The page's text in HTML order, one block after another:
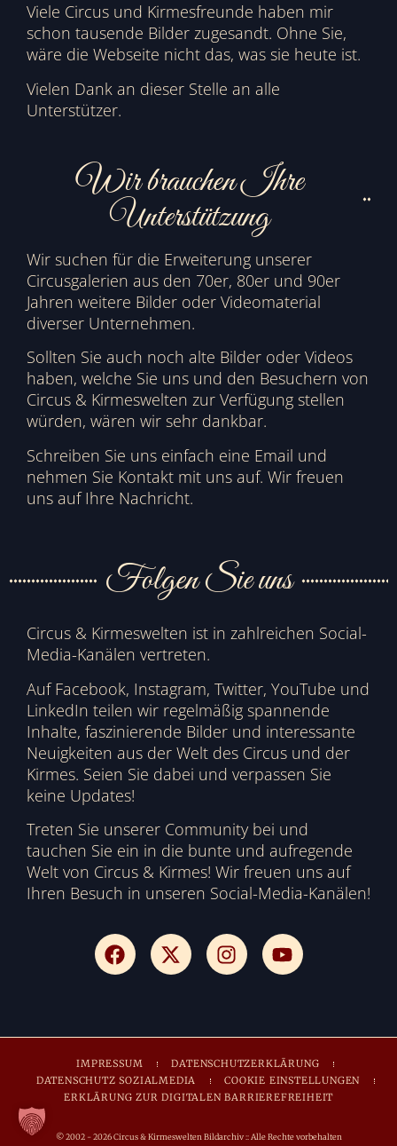
Viele Circus und Kirmesfreunde haben mir
schon tausende Bilder zugesandt. Ohne Sie,
wäre die Webseite nicht das, was sie heute ist.
Vielen Dank an dieser Stelle an alle
Unterstützer.
Wir brauchen Ihre
Unterstützung
Wir suchen für die Erweiterung unserer
Circusgalerien aus den 70er, 80er und 90er
Jahren weitere Bilder oder Videomaterial
diverser Unternehmen.
Sollten Sie auch noch alte Bilder oder Videos
haben, welche Sie uns und den Besuchern von
Circus & Kirmeswelten zur Verfügung stellen
würden, wären wir sehr dankbar.
Schreiben Sie uns einfach eine Email und
nehmen Sie Kontakt mit uns auf. Wir freuen
uns auf Ihre Nachricht.
Folgen Sie uns
Circus & Kirmeswelten ist in zahlreichen Social-
Media-Kanälen vertreten.
Auf Facebook, Instagram, Twitter, YouTube und
LinkedIn teilen wir regelmäßig spannende
Inhalte, faszinierende Bilder und interessante
Neuigkeiten aus der Welt des Circus und der
Kirmes. Seien Sie dabei und verpassen Sie
keine Updates!
Treten Sie unserer Community bei und
tauchen Sie ein in die bunte und aufregende
Welt von Circus & Kirmes! Wir freuen uns auf
Ihren Besuch in unseren Social-Media-Kanälen!
IMPRESSUM
DATENSCHUTZERKLÄRUNG
DATENSCHUTZ SOZIALMEDIA
COOKIE EINSTELLUNGEN
ERKLÄRUNG ZUR DIGITALEN BARRIEREFREIHEIT
© 2002 - 2026 Circus & Kirmeswelten Bildarchiv :: Alle Rechte vorbehalten